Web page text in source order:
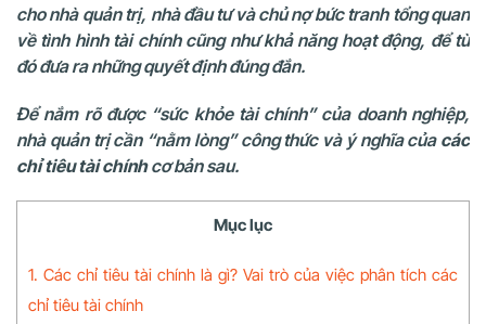
cho nhà quản trị, nhà đầu tư và chủ nợ bức tranh tổng quan
về tình hình tài chính cũng như khả năng hoạt động, để từ
đó đưa ra những quyết định đúng đắn.
Để nắm rõ được “sức khỏe tài chính” của doanh nghiệp,
nhà quản trị cần “nằm lòng” công thức và ý nghĩa của các
chỉ tiêu tài chínhcơ bản sau.
Mục lục
1. Các chỉ tiêu tài chính là gì? Vai trò của việc phân tích các
chỉ tiêu tài chính